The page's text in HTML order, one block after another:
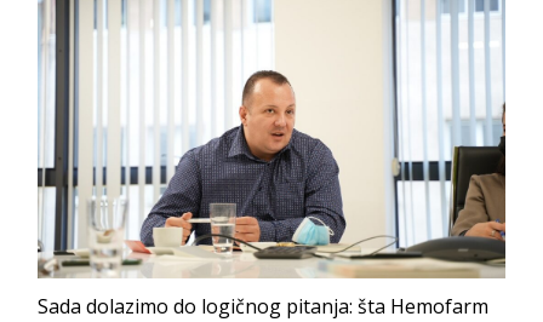
Sada dolazimo do logičnog pitanja: šta Hemofarm